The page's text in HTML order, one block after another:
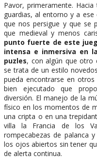
Pavor, primeramente.
guardias, al entorno y a ese
que nos persigue y que se
que medieval y menos
punto fuerte de este
intensa e inmersiva en
puzles, con algún que otro
se trata de un estilo
pueda encontrarse en
bien ejecutado que
diversión. El manejo de la
físico en los momentos de
una cripta o en una
villa la Francia de los
rompecabezas de palanca
los ojos abiertos sin tener
de alerta continua.